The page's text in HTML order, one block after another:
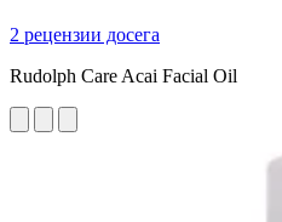
2 рецензии досега
Rudolph Care Acai Facial Oil